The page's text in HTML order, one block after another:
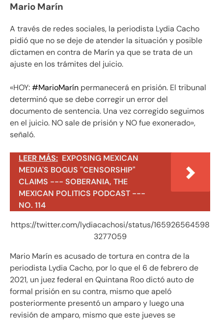
Mario Marín
A través de redes sociales, la periodista Lydia Cacho
pidió que no se deje de atender la situación y posible
dictamen en contra de Marín ya que se trata de un
ajuste en los trámites del juicio.
«HOY:#MarioMarín permanecerá en prisión. El tribunal
determinó que se debe corregir un error del
documento de sentencia. Una vez corregido seguimos
en el juicio. NO sale de prisión y NO fue exonerado»,
señaló.
LEER MÁS: EXPOSING MEXICAN
MEDIA'S BOGUS "CENSORSHIP"
CLAIMS --- SOBERANIA, THE
MEXICAN POLITICS PODCAST ---
NO. 114
https://twitter.com/lydiacachosi/status/165926564598
3277059
Mario Marín es acusado de tortura en contra de la
periodista Lydia Cacho, por lo que el 6 de febrero de
2021, un juez federal en Quintana Roo dictó auto de
formal prisión en su contra, mismo que apeló
posteriormente presentó un amparo y luego una
revisión de amparo, mismo que este jueves se